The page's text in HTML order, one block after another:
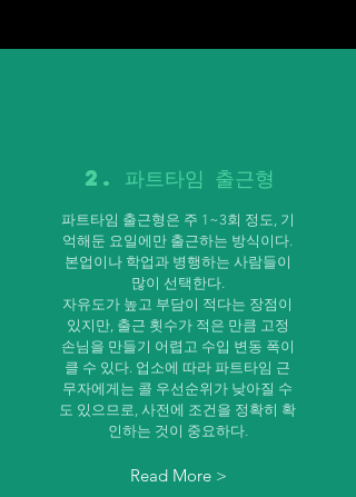
2. 파트타임 출근형
파트타임 출근형은 주 1~3회 정도, 기
억해둔 요일에만 출근하는 방식이다.
본업이나 학업과 병행하는 사람들이
많이 선택한다.
자유도가 높고 부담이 적다는 장점이
있지만, 출근 횟수가 적은 만큼 고정
손님을 만들기 어렵고 수입 변동 폭이
클 수 있다. 업소에 따라 파트타임 근
무자에게는 콜 우선순위가 낮아질 수
도 있으므로, 사전에 조건을 정확히 확
인하는 것이 중요하다.
Read More >